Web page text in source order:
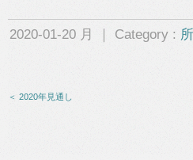
2020-01-20 月 ｜ Category :
＜ 2020年見通し